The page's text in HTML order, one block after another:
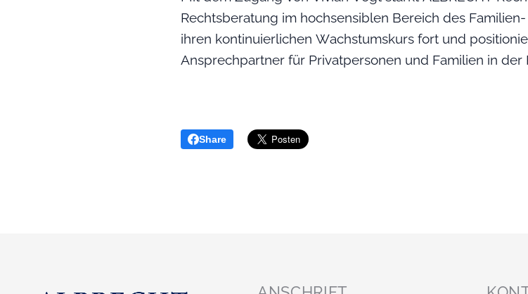
Rechtsberatung im hochsensiblen Bereich des
ihren kontinuierlichen Wachstumskurs fort und
Ansprechpartner für Privatpersonen und Familien in der
Share